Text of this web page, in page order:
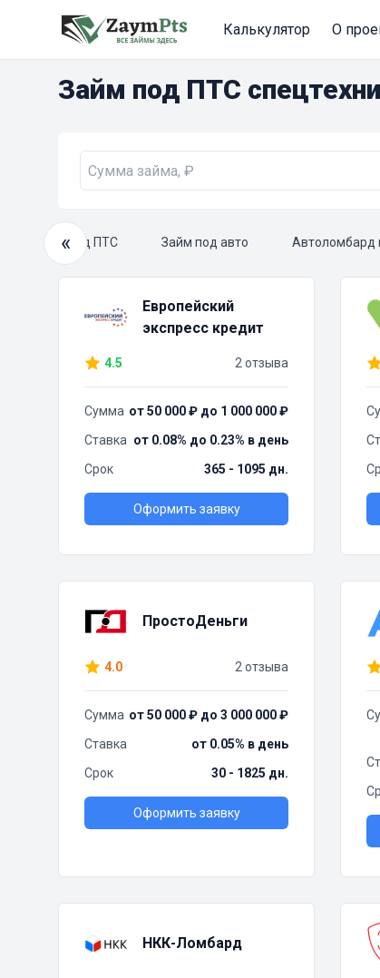
Калькулятор О
Займ под ПТС
«
Займ под ПТС Займ под авто Автоломбард
Европейский
экспресс кредит
4.5 2 отзыва
Сумма от 50 000 ₽ до 1 000 000 ₽
Ставка от 0.08% до 0.23% в день
Срок
365 - 1095 дн.
Оформить заявку
ПростоДеньги
4.0 2 отзыва
Сумма от 50 000 ₽ до 3 000 000 ₽
Ставка
от 0.05% в день
Срок
30 - 1825 дн.
Оформить заявку
НКК-Ломбард